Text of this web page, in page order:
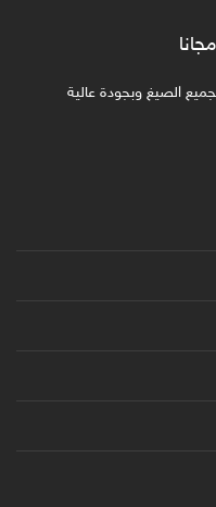
الصيغ وبجودة عالية